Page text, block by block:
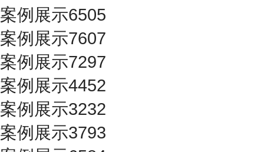
案例展示6505
案例展示7607
案例展示7297
案例展示4452
案例展示3232
案例展示3793